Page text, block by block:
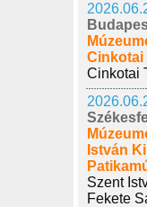
Cinkotai
Cinkotai
István
Szent
Fekete